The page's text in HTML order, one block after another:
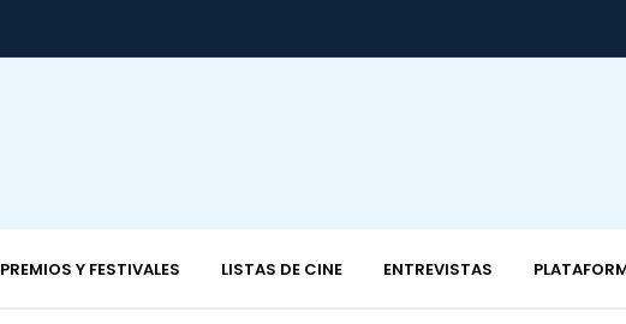
PREMIOS Y FESTIVALES LISTAS DE CINE ENTREVISTAS